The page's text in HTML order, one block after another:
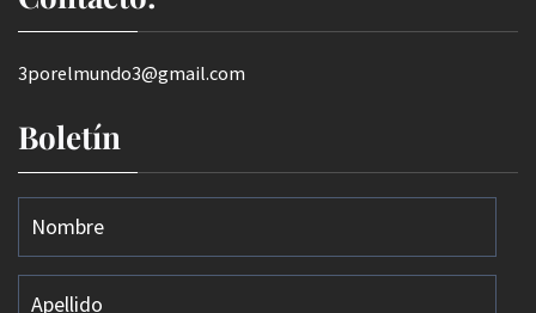
3porelmundo3@gmail.com
Boletín